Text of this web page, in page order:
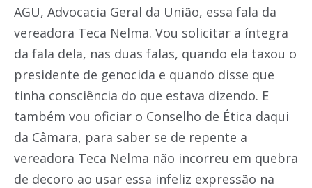
AGU, Advocacia Geral da União, essa fala da
vereadora Teca Nelma. Vou solicitar a íntegra
da fala dela, nas duas falas, quando ela taxou o
presidente de genocida e quando disse que
tinha consciência do que estava dizendo. E
também vou oficiar o Conselho de Ética daqui
da Câmara, para saber se de repente a
vereadora Teca Nelma não incorreu em quebra
de decoro ao usar essa infeliz expressão na